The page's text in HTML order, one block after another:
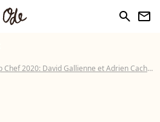
search newsletter
2020: David Gallienne et Adrien Cachot en finale, Mallory Gabsi éliminé